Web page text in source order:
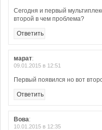
Сегодня и первый
второй в чем проблема?
Ответить
марат:
09.01.2015 в 12:51
Первый появился но вот
Ответить
Вова:
10.01.2015 в 12:35